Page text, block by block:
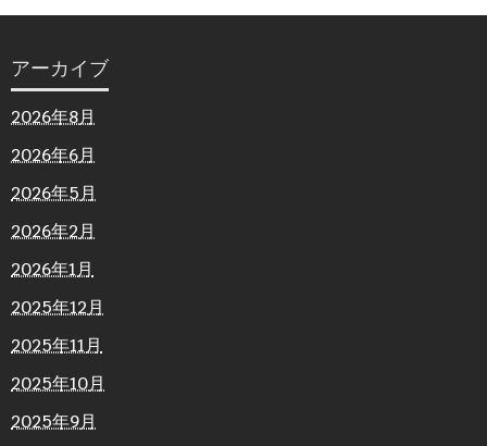
アーカイブ
2026年8月
2026年6月
2026年5月
2026年2月
2026年1月
2025年12月
2025年11月
2025年10月
2025年9月